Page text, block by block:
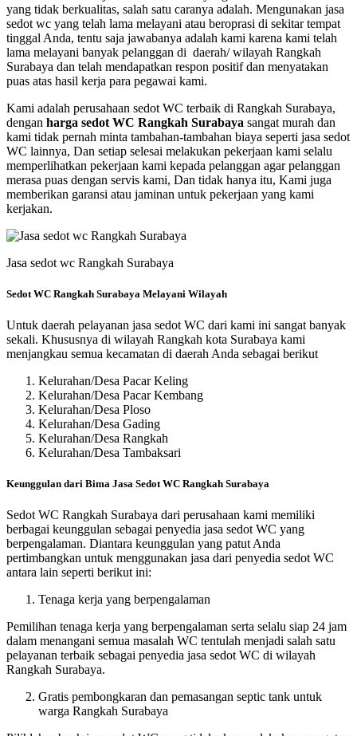
yang tidak berkualitas, salah satu caranya adalah. Mengunakan jasa
sedot wc yang telah lama melayani atau beroprasi di sekitar tempat
tinggal Anda, tentu saja jawabanya adalah kami karena kami telah
lama melayani banyak pelanggan di daerah/ wilayah Rangkah
Surabaya dan telah mendapatkan respon positif dan menyatakan
puas atas hasil kerja para pegawai kami.
Kami adalah perusahaan sedot WC terbaik di Rangkah Surabaya,
dengan harga sedot WC Rangkah Surabaya sangat murah dan
kami tidak pernah minta tambahan-tambahan biaya seperti jasa sedot
WC lainnya, Dan setiap selesai melakukan pekerjaan kami selalu
memperlihatkan pekerjaan kami kepada pelanggan agar pelanggan
merasa puas dengan servis kami, Dan tidak hanya itu, Kami juga
memberikan garansi atau jaminan untuk pekerjaan yang kami
kerjakan.
Jasa sedot wc Rangkah Surabaya
Sedot WC Rangkah Surabaya Melayani Wilayah
Untuk daerah pelayanan jasa sedot WC dari kami ini sangat banyak
sekali. Khususnya di wilayah Rangkah kota Surabaya kami
menjangkau semua kecamatan di daerah Anda sebagai berikut
Kelurahan/Desa Pacar Keling
Kelurahan/Desa Pacar Kembang
Kelurahan/Desa Ploso
Kelurahan/Desa Gading
Kelurahan/Desa Rangkah
Kelurahan/Desa Tambaksari
Keunggulan dari Bima Jasa Sedot WC Rangkah Surabaya
Sedot WC Rangkah Surabaya dari perusahaan kami memiliki
berbagai keunggulan sebagai penyedia jasa sedot WC yang
berpengalaman. Diantara keunggulan yang patut Anda
pertimbangkan untuk menggunakan jasa dari penyedia sedot WC
antara lain seperti berikut ini:
Tenaga kerja yang berpengalaman
Pemilihan tenaga kerja yang berpengalaman serta selalu siap 24 jam
dalam menangani semua masalah WC tentulah menjadi salah satu
pelayanan terbaik sebagai penyedia jasa sedot WC di wilayah
Rangkah Surabaya.
Gratis pembongkaran dan pemasangan septic tank untuk
warga Rangkah Surabaya